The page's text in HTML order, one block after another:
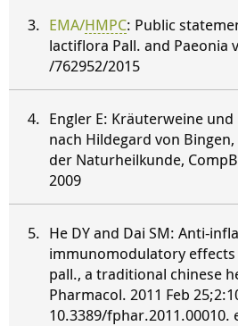
EMA/HMPC: Public
lactiflora Pall. and Paeonia
/762952/2015
Engler E: Kräuterweine
nach Hildegard von
der Naturheilkunde,
2009
He DY and Dai SM: Anti-
immunomodulatory
pall., a traditional chinese
Pharmacol. 2011 Feb
10.3389/fphar.2011.00010.